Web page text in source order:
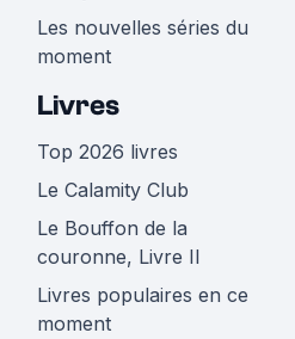
Les nouvelles séries du
moment
Livres
Top 2026 livres
Le Calamity Club
Le Bouffon de la
couronne, Livre II
Livres populaires en ce
moment